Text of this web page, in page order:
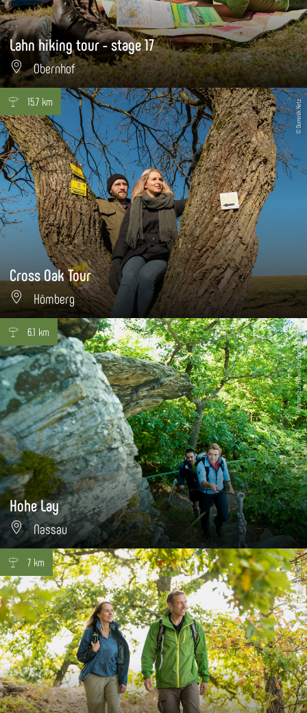
Lahn hiking tour - stage 17
Obernhof
© Dominik Ketz
15.7 km
Cross Oak Tour
Hömberg
Aufstieg zur Hohen Lay, Dominik Ketz
6.1 km
Hohe Lay
Nassau
© Dominik Ketz
7 km